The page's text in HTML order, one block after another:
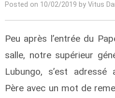
Posted on 10/02/2019 by Vitus
Peu après l’entrée du
salle, notre supérieur
Lubungo, s’est adressé
Père avec un mot de